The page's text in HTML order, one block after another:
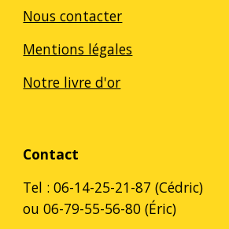
Nous contacter
Mentions légales
Notre livre d'or
Contact
Tel : 06-14-25-21-87 (Cédric)
ou 06-79-55-56-80 (Éric)